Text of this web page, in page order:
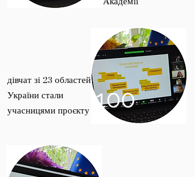
100
дівчат зі 23 областей
України стали
учасницями проєкту